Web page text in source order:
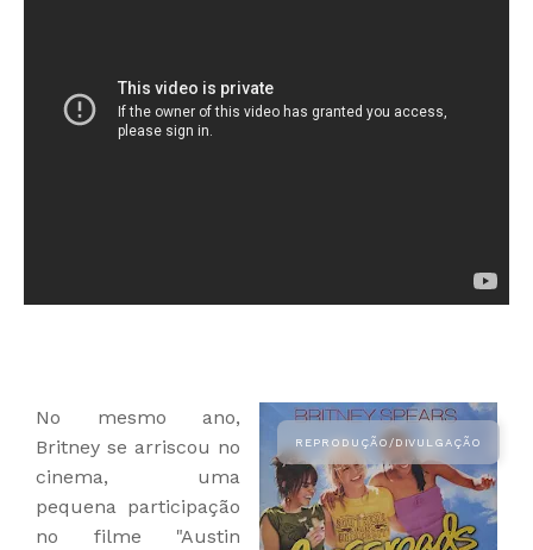
No mesmo ano,
Britney se arriscou no
cinema, uma
pequena participação
no filme "Austin